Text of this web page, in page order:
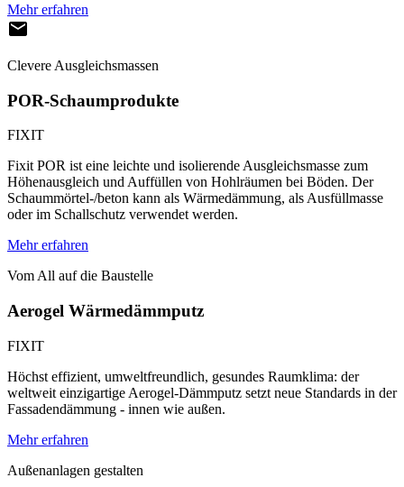
Mehr erfahren
Clevere Ausgleichsmassen
POR-Schaumprodukte
FIXIT
Fixit POR ist eine leichte und isolierende Ausgleichsmasse zum
Höhenausgleich und Auffüllen von Hohlräumen bei Böden. Der
Schaummörtel-/beton kann als Wärmedämmung, als Ausfüllmasse
oder im Schallschutz verwendet werden.
Mehr erfahren
Vom All auf die Baustelle
Aerogel Wärmedämmputz
FIXIT
Höchst effizient, umweltfreundlich, gesundes Raumklima: der
weltweit einzigartige Aerogel-Dämmputz setzt neue Standards in der
Fassadendämmung - innen wie außen.
Mehr erfahren
Außenanlagen gestalten